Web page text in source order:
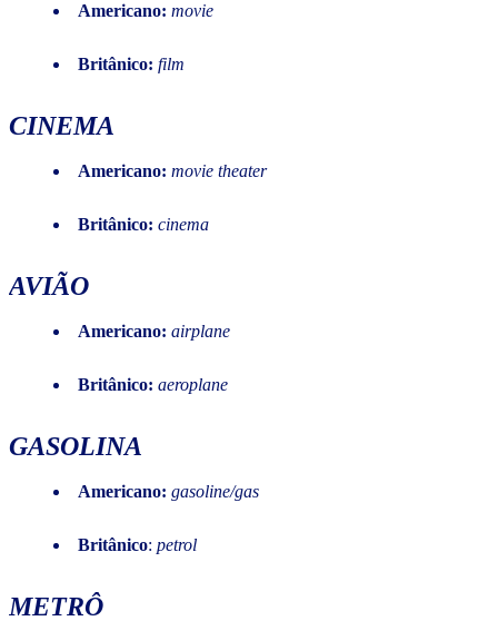
Americano: movie
Britânico: film
CINEMA
Americano: movie theater
Britânico: cinema
AVIÃO
Americano: airplane
Britânico: aeroplane
GASOLINA
Americano: gasoline/gas
Britânico: petrol
METRÔ